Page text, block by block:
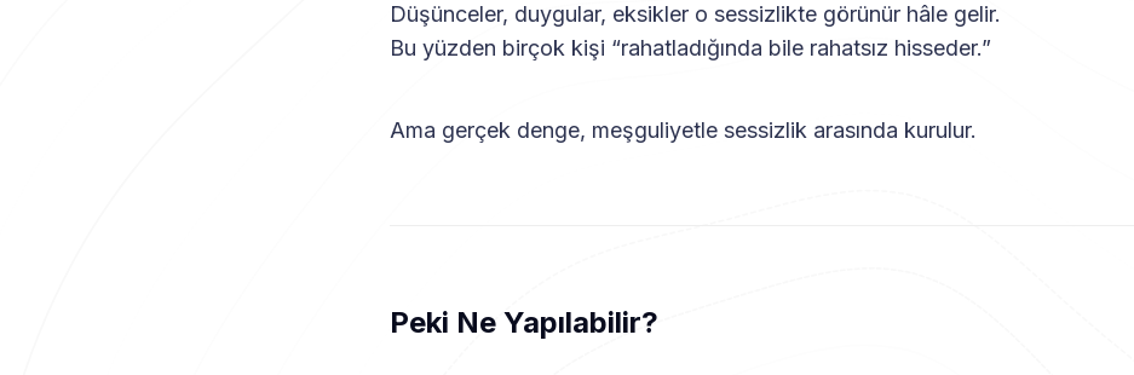
Düşünceler, duygular, eksikler o sessizlikte görünür hâle gelir.
Bu yüzden birçok kişi “rahatladığında bile rahatsız hisseder.”
Ama gerçek denge, meşguliyetle sessizlik arasında kurulur.
Peki Ne Yapılabilir?